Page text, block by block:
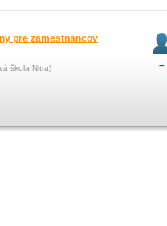
pre zamestnancov
škola Nitra) –